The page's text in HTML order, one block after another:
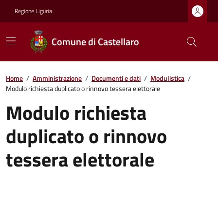
Regione Liguria
Comune di Castellaro
Home / Amministrazione / Documenti e dati / Modulistica /
Modulo richiesta duplicato o rinnovo tessera elettorale
Modulo richiesta
duplicato o rinnovo
tessera elettorale